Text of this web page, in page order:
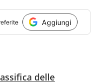
Aggiungi
delle